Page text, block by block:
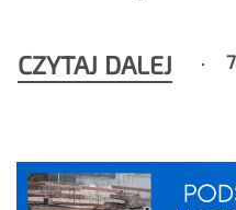
CZYTAJ DALEJ